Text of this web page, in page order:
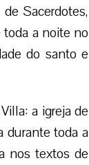
Sacerdotes,
toda a noite no
do santo e
a igreja de
durante toda a
nos textos de